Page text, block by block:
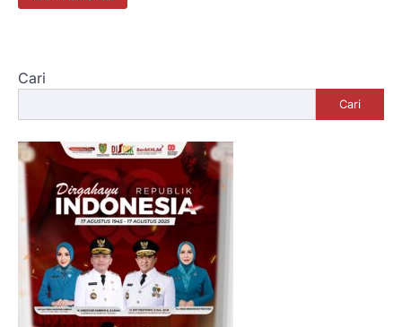
Cari
Cari